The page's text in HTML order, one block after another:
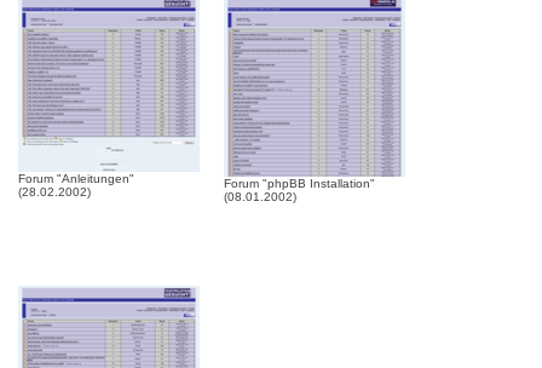
Forum "Anleitungen"
(28.02.2002)
Forum "phpBB Installation"
(08.01.2002)